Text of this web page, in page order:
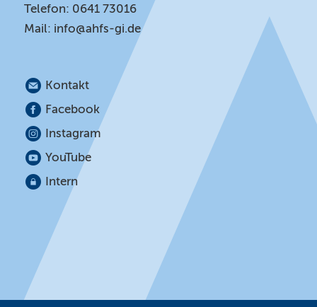
Telefon: 0641 73016
Mail: info@ahfs-gi.de
Kontakt
Facebook
Instagram
YouTube
Intern